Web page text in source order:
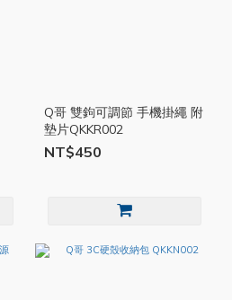
Q哥 雙鉤可調節 手機掛繩 附
墊片QKKR002
NT$450